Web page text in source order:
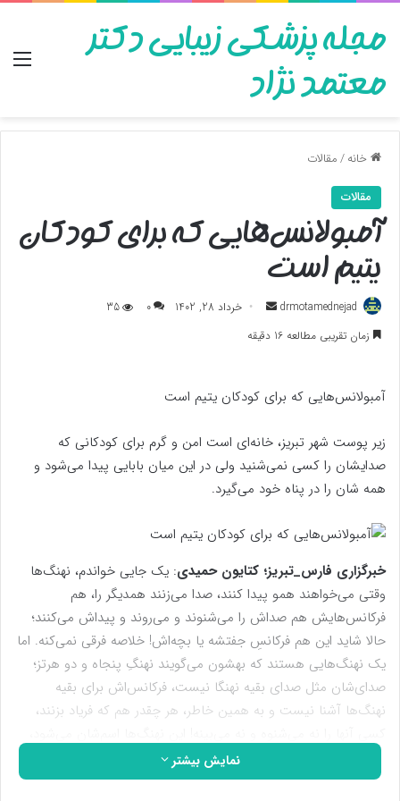
مجله پزشکی زیبایی دکتر
معتمد نژاد
خانه/مقالات
مقالات
آمبولانس‌هایی که برای کودکان
یتیم است
drmotamednejad
ارسال
به
خرداد 28, 1402 0
35
زمان تقریبی مطالعه 16 دقیقه
آمبولانس‌هایی که برای کودکان یتیم است
زیر پوست شهر تبریز، خانه‌ای است امن و گرم برای کودکانی که
صدایشان را کسی نمی‌شنید ولی در این میان بابایی پیدا می‌شود و
همه شان را در پناه خود می‌گیرد.
خبرگزاری فارس_تبریز؛ کتایون حمیدی: یک جایی خواندم، نهنگ‌ها
وقتی می‌خواهند همو پیدا کنند، صدا می‌زنند همدیگر را، هم
فرکانس‌هایش هم صداش را می‌شنوند و می‌روند و پیداش می‌کنند؛
حالا شاید این هم فرکانسِ جفتشه یا بچه‌اش! خلاصه فرقی نمی‌کنه. اما
یک نهنگ‌هایی هستند که بهشون می‌گویند نهنگِ پنجاه و دو هرتز؛
صدای‌شان مثل صدای بقیه نهنگا نیست، فرکانس‌اش برای بقیه
نهنگ‌ها آشنا نیست و به همین خاطر، هر چقدر هم که فریاد بزنند،
تنهاترین نهنگ‌های اقیانوس.نمایش بیشتر